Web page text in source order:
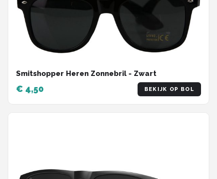
Smitshopper Heren Zonnebril - Zwart
€ 4,50 BEKIJK OP BOL